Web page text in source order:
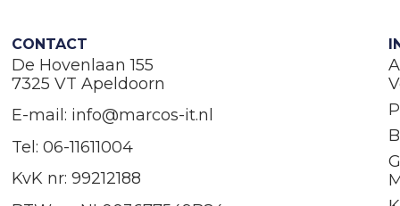
CONTACT
De Hovenlaan 155
7325 VT Apeldoorn
E-mail: info@marcos-it.nl
Tel: 06-11611004
KvK nr: 99212188